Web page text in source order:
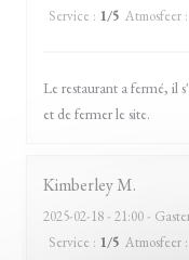
Service : 1/5 Atmosfeer :
Le restaurant a fermé, il
et de fermer le site.
KimberleyM
2025-02-18- 21:00 -
Service : 1/5 Atmosfeer :